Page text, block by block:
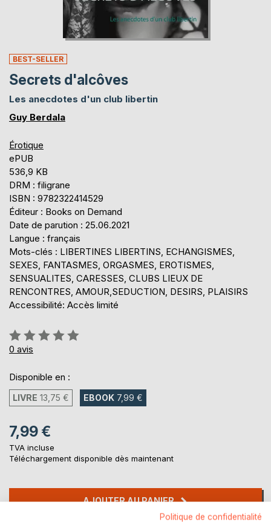
BEST-SELLER
Secrets d'alcôves
Les anecdotes d'un club libertin
Guy Berdala
Érotique
ePUB
536,9 KB
DRM : filigrane
ISBN : 9782322414529
Éditeur : Books on Demand
Date de parution : 25.06.2021
Langue : français
Mots-clés : LIBERTINES LIBERTINS, ECHANGISMES,
SEXES, FANTASMES, ORGASMES, EROTISMES,
SENSUALITES, CARESSES, CLUBS LIEUX DE
RENCONTRES, AMOUR,SEDUCTION, DESIRS, PLAISIRS
Accessibilité: Accès limité
Évaluation:
0%
0 avis
Disponible en :
LIVRE 13,75 € EBOOK 7,99 €
7,99 €
TVA incluse
Téléchargement disponible dès maintenant
AJOUTER AU PANIER
Politique de confidentialité